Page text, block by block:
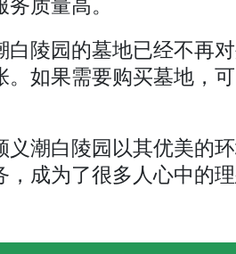
质量高。
陵园的墓地已经不再对
。如果需要购买墓地，
潮白陵园以其优美的环
，成为了很多人心中的